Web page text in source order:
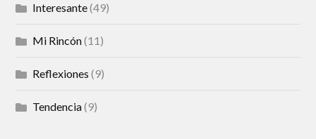
Interesante(49)
Mi Rincón(11)
Reflexiones (9)
Tendencia(9)